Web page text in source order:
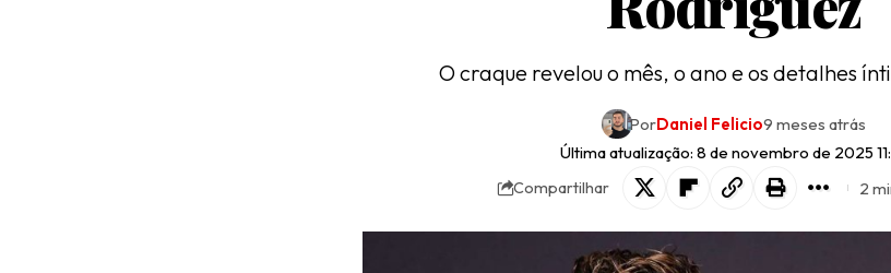
O craque revelou o mês, o ano e os detalhes
Última atualização: 8 de novembro de 2025
PorDaniel Felicio9 meses atrás
Compartilhar 2